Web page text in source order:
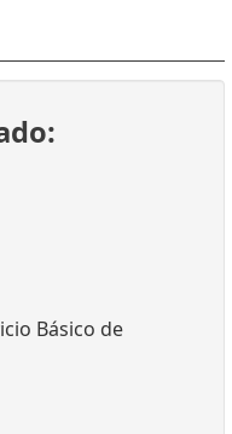
Básico de